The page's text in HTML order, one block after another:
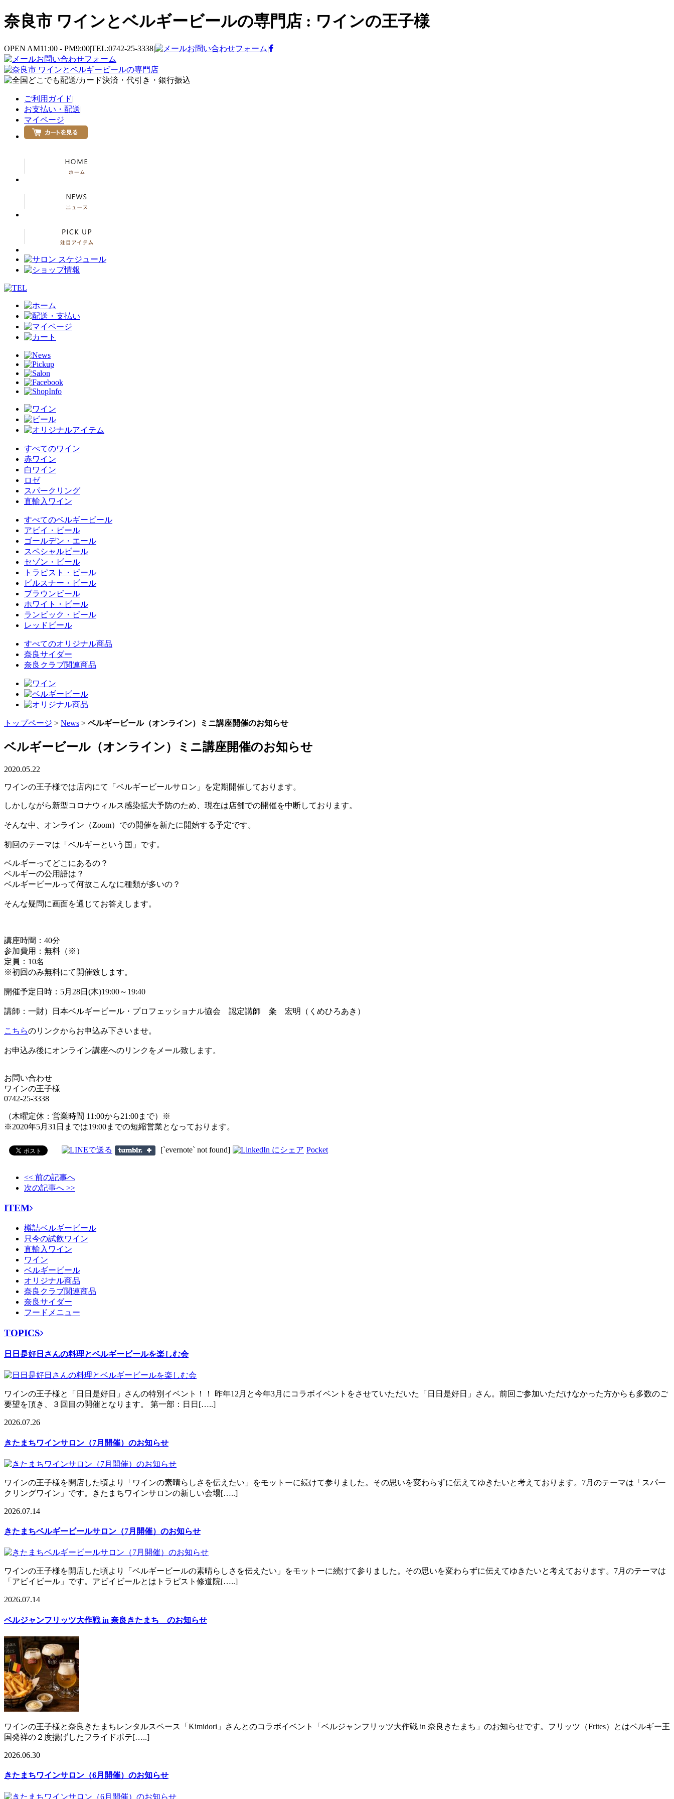
奈良市 ワインとベルギービールの専門店 : ワインの王子様
OPEN AM11:00 - PM9:00|TEL:0742-25-3338| お問い合わせフォーム|
お問い合わせフォーム
ご利用ガイド|
お支払い・配送|
マイページ
すべてのワイン
赤ワイン
白ワイン
ロゼ
スパークリング
直輸入ワイン
すべてのベルギービール
アビイ・ビール
ゴールデン・エール
スペシャルビール
セゾン・ビール
トラピスト・ビール
ピルスナー・ビール
ブラウンビール
ホワイト・ビール
ランビック・ビール
レッドビール
すべてのオリジナル商品
奈良サイダー
奈良クラブ関連商品
トップページ > News > ベルギービール（オンライン）ミニ講座開催のお知らせ
ベルギービール（オンライン）ミニ講座開催のお知らせ
2020.05.22
ワインの王子様では店内にて「ベルギービールサロン」を定期開催しております。
しかしながら新型コロナウィルス感染拡大予防のため、現在は店舗での開催を中断しております。
そんな中、オンライン（Zoom）での開催を新たに開始する予定です。
初回のテーマは「ベルギーという国」です。
ベルギーってどこにあるの？
ベルギーの公用語は？
ベルギービールって何故こんなに種類が多いの？
そんな疑問に画面を通じてお答えします。
講座時間：40分
参加費用：無料（※）
定員：10名
※初回のみ無料にて開催致します。
開催予定日時：5月28日(木)19:00～19:40
講師：一財）日本ベルギービール・プロフェッショナル協会 認定講師 粂 宏明（くめひろあき）
こちらのリンクからお申込み下さいませ。
お申込み後にオンライン講座へのリンクをメール致します。
お問い合わせ
ワインの王子様
0742-25-3338
（木曜定休：営業時間 11:00から21:00まで）※
※2020年5月31日までは19:00までの短縮営業となっております。
[`evernote` not found] Pocket
<< 前の記事へ
次の記事へ >>
ITEM
樽詰ベルギービール
只今の試飲ワイン
直輸入ワイン
ワイン
ベルギービール
オリジナル商品
奈良クラブ関連商品
奈良サイダー
フードメニュー
TOPICS
日日是好日さんの料理とベルギービールを楽しむ会
ワインの王子様と「日日是好日」さんの特別イベント！！ 昨年12月と今年3月にコラボイベントをさせていただいた「日日是好日」さん。前回ご参加いただけなかった方からも多数のご
要望を頂き、３回目の開催となります。 第一部：日日[…..]
2026.07.26
きたまちワインサロン（7月開催）のお知らせ
ワインの王子様を開店した頃より「ワインの素晴らしさを伝えたい」をモットーに続けて参りました。その思いを変わらずに伝えてゆきたいと考えております。7月のテーマは「スパー
クリングワイン」です。きたまちワインサロンの新しい会場[…..]
2026.07.14
きたまちベルギービールサロン（7月開催）のお知らせ
ワインの王子様を開店した頃より「ベルギービールの素晴らしさを伝えたい」をモットーに続けて参りました。その思いを変わらずに伝えてゆきたいと考えております。7月のテーマは
「アビイビール」です。アビイビールとはトラピスト修道院[…..]
2026.07.14
ベルジャンフリッツ大作戦 in 奈良きたまち のお知らせ
ワインの王子様と奈良きたまちレンタルスペース「Kimidori」さんとのコラボイベント「ベルジャンフリッツ大作戦 in 奈良きたまち」のお知らせです。フリッツ（Frites）とはベルギー王
国発祥の２度揚げしたフライドポテ[…..]
2026.06.30
きたまちワインサロン（6月開催）のお知らせ